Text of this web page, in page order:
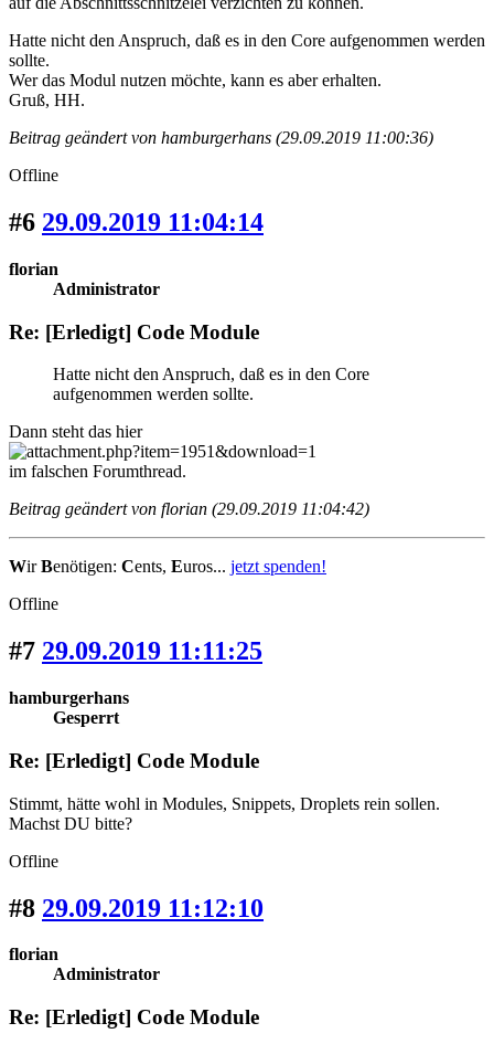
Hatte nicht den Anspruch, daß es in den Core aufgenommen werden
sollte.
Wer das Modul nutzen möchte, kann es aber erhalten.
Gruß, HH.
Beitrag geändert von hamburgerhans (29.09.2019 11:00:36)
Offline
#6 29.09.2019 11:04:14
florian
Administrator
Re: [Erledigt] Code Module
Hatte nicht den Anspruch, daß es in den Core
aufgenommen werden sollte.
Dann steht das hier
im falschen Forumthread.
Beitrag geändert von florian (29.09.2019 11:04:42)
WirBenötigen: Cents, Euros... jetzt spenden!
Offline
#7 29.09.2019 11:11:25
hamburgerhans
Gesperrt
Re: [Erledigt] Code Module
Stimmt, hätte wohl in Modules, Snippets, Droplets rein sollen.
Machst DU bitte?
Offline
#8 29.09.2019 11:12:10
florian
Administrator
Re: [Erledigt] Code Module